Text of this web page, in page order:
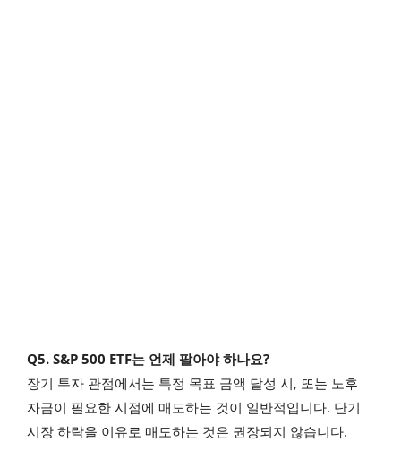
Q5. S&P 500 ETF는 언제 팔아야 하나요?
장기 투자 관점에서는 특정 목표 금액 달성 시, 또는 노후
자금이 필요한 시점에 매도하는 것이 일반적입니다. 단기
시장 하락을 이유로 매도하는 것은 권장되지 않습니다.